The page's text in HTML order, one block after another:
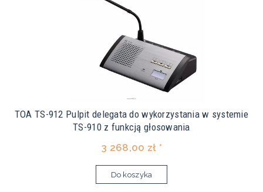
TOA TS-912 Pulpit delegata do wykorzystania w systemie
TS-910 z funkcją głosowania
3 268,00 zł *
Do koszyka